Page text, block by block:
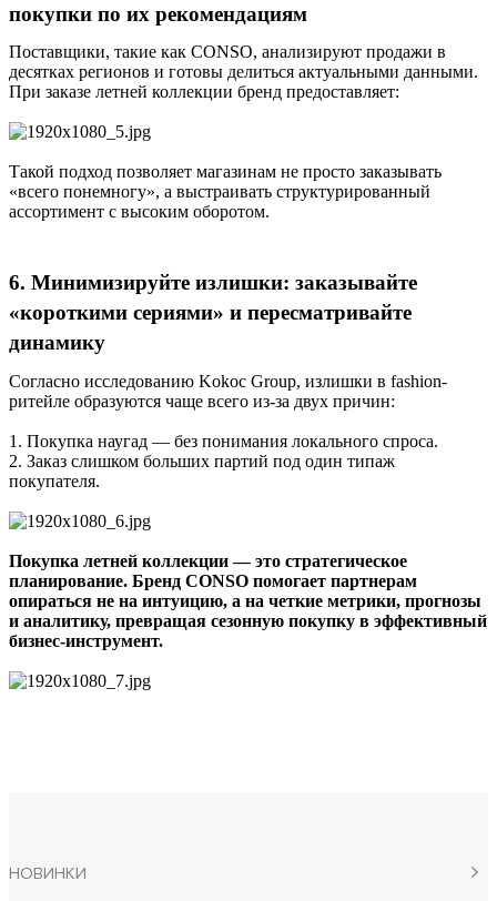
покупки по их рекомендациям
Поставщики, такие как CONSO, анализируют продажи в
десятках регионов и готовы делиться актуальными данными.
При заказе летней коллекции бренд предоставляет:
Такой подход позволяет магазинам не просто заказывать
«всего понемногу», а выстраивать структурированный
ассортимент с высоким оборотом.
6. Минимизируйте излишки: заказывайте
«короткими сериями» и пересматривайте
динамику
Согласно исследованию Kokoc Group, излишки в fashion-
ритейле образуются чаще всего из-за двух причин:
1. Покупка наугад — без понимания локального спроса.
2. Заказ слишком больших партий под один типаж
покупателя.
Покупка летней коллекции — это стратегическое
планирование. Бренд CONSO помогает партнерам
опираться не на интуицию, а на четкие метрики, прогнозы
и аналитику, превращая сезонную покупку в эффективный
бизнес-инструмент.
НОВИНКИ